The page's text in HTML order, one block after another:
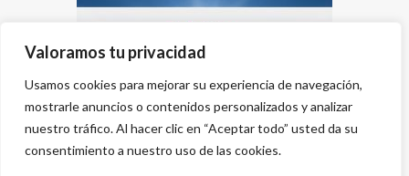
Valoramos tu privacidad
Usamos cookies para mejorar su experiencia de navegación,
mostrarle anuncios o contenidos personalizados y analizar
nuestro tráfico. Al hacer clic en “Aceptar todo” usted da su
consentimiento a nuestro uso de las cookies.